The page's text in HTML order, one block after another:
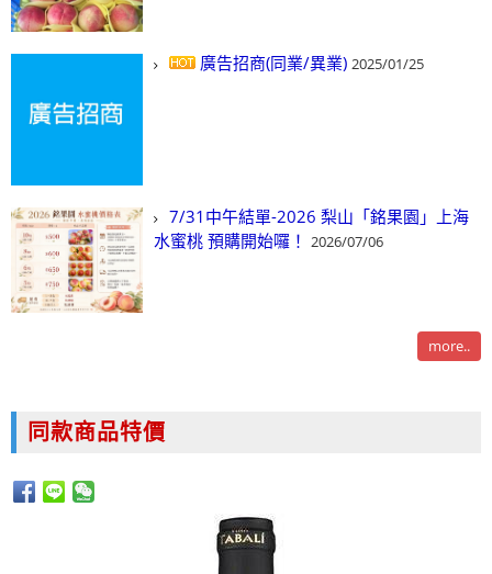
廣告招商(同業/異業) 2025/01/25
7/31中午結單-2026 梨山「銘果園」上海
水蜜桃 預購開始囉！ 2026/07/06
more..
同款商品特價